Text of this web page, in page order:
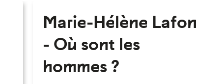
Marie-Hélène Lafon
- Où sont les
hommes ?